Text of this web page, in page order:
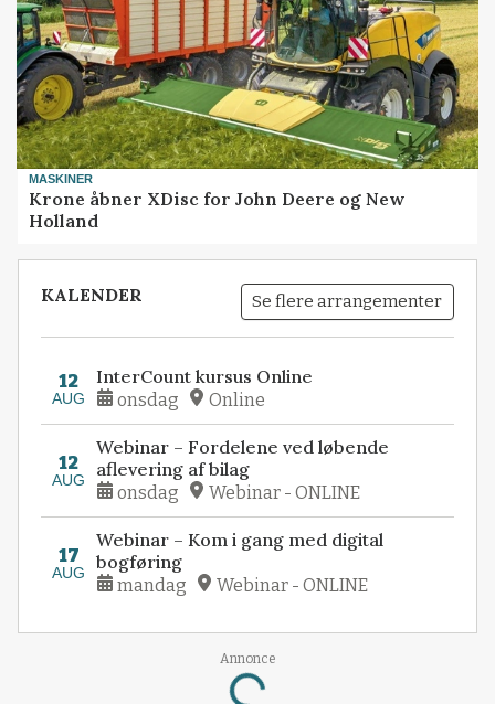
MASKINER
Krone åbner XDisc for John Deere og New
Holland
KALENDER Se flere arrangementer
12
AUG
InterCount kursus Online
onsdag Online
12
AUG
Webinar – Fordelene ved løbende
aflevering af bilag
onsdag Webinar - ONLINE
17
AUG
Webinar – Kom i gang med digital
bogføring
mandag Webinar - ONLINE
Annonce
Loading...